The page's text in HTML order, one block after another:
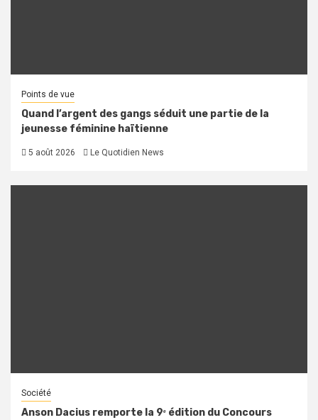
Points de vue
Quand l’argent des gangs séduit une partie de la
jeunesse féminine haïtienne
5 août 2026 Le Quotidien News
Société
Anson Dacius remporte la 9ᵉ édition du Concours